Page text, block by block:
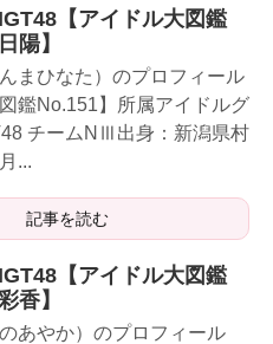
【アイドル大図鑑
陽】
まひなた）のプロフィール
図鑑No.151】所属アイドルグ
チームNⅢ出身：新潟県村
...
記事を読む
【アイドル大図鑑
香】
あやか）のプロフィール